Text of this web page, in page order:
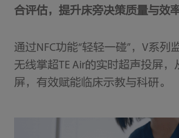
合评估，提升床旁决策质量与效率
通过NFC功能“轻轻一碰”，V系列
无线掌超TE Air的实时超声投屏，
屏，有效赋能临床示教与科研。